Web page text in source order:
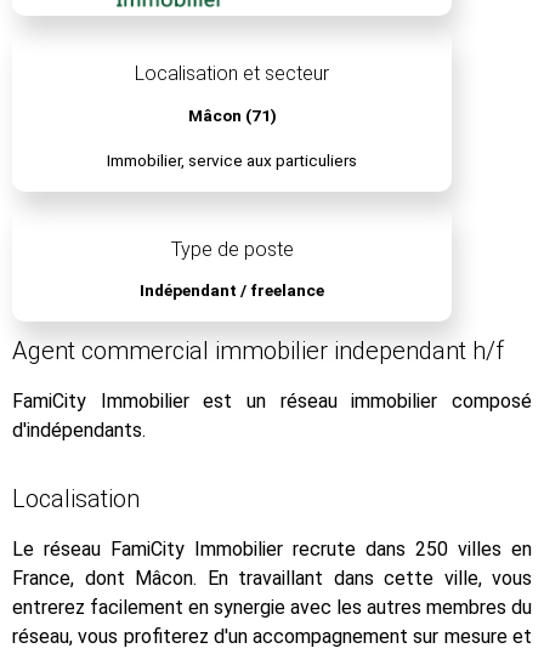
Localisation et secteur
Mâcon (71)
Immobilier, service aux particuliers
Type de poste
Indépendant / freelance
Agent commercial immobilier independant h/f
FamiCity Immobilier est un réseau immobilier composé
d'indépendants.
Localisation
Le réseau FamiCity Immobilier recrute dans 250 villes en
France, dont Mâcon. En travaillant dans cette ville, vous
entrerez facilement en synergie avec les autres membres du
réseau, vous profiterez d'un accompagnement sur mesure et